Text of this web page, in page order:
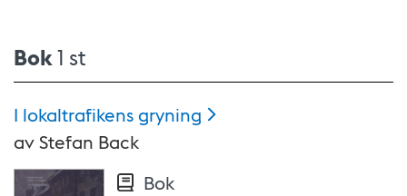
Bok1 st
I lokaltrafikensgryning
avStefan Back
Bok